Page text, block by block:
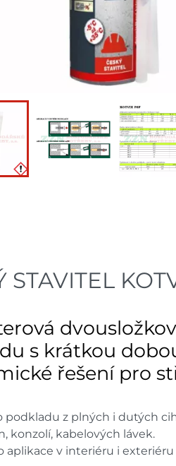
STAVITEL
s krátkou
řešení pro
podkladu z plných i dutých
konzolí, kabelových lávek.
aplikace v interiéru i